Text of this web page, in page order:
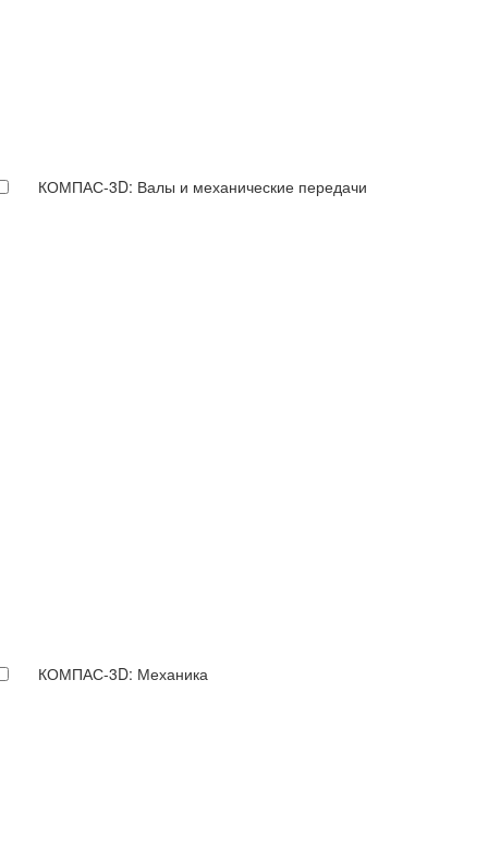
КОМПАС-3D: Валы и механические передачи
КОМПАС-3D: Механика